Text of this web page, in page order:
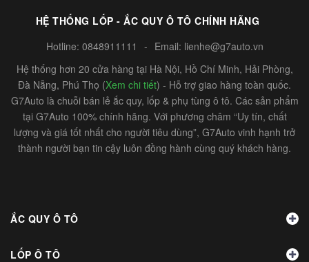
HỆ THỐNG LỐP - ẮC QUY Ô TÔ CHÍNH HÃNG
Hotline: 0848911111 - Email: lienhe@g7auto.vn
Hệ thống hơn 20 cửa hàng tại Hà Nội, Hồ Chí Minh, Hải Phòng,
Đà Nẵng, Phú Thọ (Xem chi tiết) - Hỗ trợ giao hàng toàn quốc.
G7Auto là chuỗi bán lẻ ắc quy, lốp & phụ tùng ô tô. Các sản phẩm
tại G7Auto 100% chính hãng. Với phương châm “Uy tín, chất
lượng và giá tốt nhất cho người tiêu dùng”, G7Auto vinh hạnh trở
thành người bạn tin cậy luôn đồng hành cùng quý khách hàng.
ẮC QUY Ô TÔ
LỐP Ô TÔ